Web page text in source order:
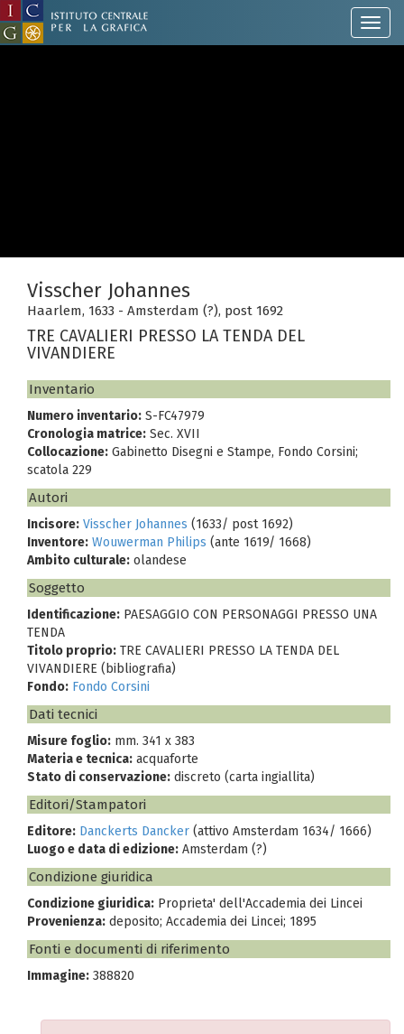
Visscher Johannes
Haarlem, 1633 - Amsterdam (?), post 1692
TRE CAVALIERI PRESSO LA TENDA DEL
VIVANDIERE
Inventario
Numero inventario: S-FC47979
Cronologia matrice: Sec. XVII
Collocazione: Gabinetto Disegni e Stampe, Fondo Corsini;
scatola 229
Autori
Incisore: Visscher Johannes (1633/ post 1692)
Inventore: Wouwerman Philips (ante 1619/ 1668)
Ambito culturale: olandese
Soggetto
Identificazione: PAESAGGIO CON PERSONAGGI PRESSO UNA
TENDA
Titolo proprio: TRE CAVALIERI PRESSO LA TENDA DEL
VIVANDIERE (bibliografia)
Fondo: Fondo Corsini
Dati tecnici
Misure foglio: mm. 341 x 383
Materia e tecnica: acquaforte
Stato di conservazione: discreto (carta ingiallita)
Editori/Stampatori
Editore: Danckerts Dancker (attivo Amsterdam 1634/ 1666)
Luogo e data di edizione: Amsterdam (?)
Condizione giuridica
Condizione giuridica: Proprieta' dell'Accademia dei Lincei
Provenienza: deposito; Accademia dei Lincei; 1895
Fonti e documenti di riferimento
Immagine: 388820